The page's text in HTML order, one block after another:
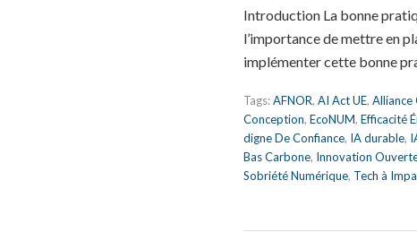
Introduction La bonne
l’importance de mettre en
implémenter cette bonne
Tags:AFNOR, AI Act UE, Alliance
Conception, EcoNUM, Efficacité
digne De Confiance, IA durable,
Bas Carbone, Innovation
Sobriété Numérique, Tech à